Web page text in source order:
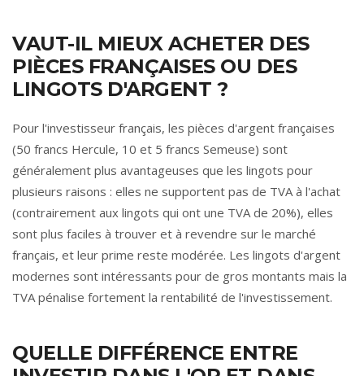
VAUT-IL MIEUX ACHETER DES
PIÈCES FRANÇAISES OU DES
LINGOTS D'ARGENT ?
Pour l'investisseur français, les pièces d'argent françaises
(50 francs Hercule, 10 et 5 francs Semeuse) sont
généralement plus avantageuses que les lingots pour
plusieurs raisons : elles ne supportent pas de TVA à l'achat
(contrairement aux lingots qui ont une TVA de 20%), elles
sont plus faciles à trouver et à revendre sur le marché
français, et leur prime reste modérée. Les lingots d'argent
modernes sont intéressants pour de gros montants mais la
TVA pénalise fortement la rentabilité de l'investissement.
QUELLE DIFFÉRENCE ENTRE